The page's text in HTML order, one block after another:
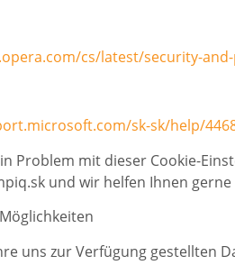
cs/latest/security-
sk-sk/help/
Problem mit dieser Cookie-
und wir helfen Ihnen gerne
uns zur Verfügung gestellten